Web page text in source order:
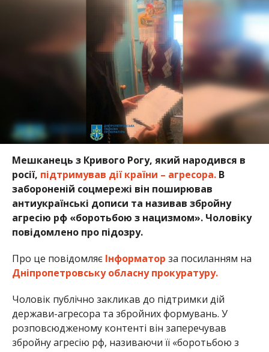
Мешканець з Кривого Рогу, який народився в
росії, підтримував дії країни – агресора.В
забороненій соцмережі він поширював
антиукраїнські дописи та називав збройну
агресію рф «боротьбою з нацизмом». Чоловіку
повідомлено про підозру.
Про це повідомляє Інформатор за посиланням на
Дніпропетровську обласну прокуратуру.
Чоловік публічно закликав до підтримки дій
держави-агресора та збройних формувань. У
розповсюдженому контенті він заперечував
збройну агресію рф, називаючи її «боротьбою з